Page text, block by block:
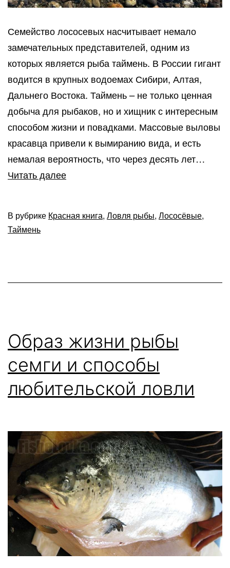
Семейство лососевых насчитывает немало
замечательных представителей, одним из
которых является рыба таймень. В России гигант
водится в крупных водоемах Сибири, Алтая,
Дальнего Востока. Таймень – не только ценная
добыча для рыбаков, но и хищник с интересным
способом жизни и повадками. Массовые выловы
красавца привели к вымиранию вида, и есть
немалая вероятность, что через десять лет…
Читать далееХозяин
–
о
В рубрике Красная книга, Ловля рыбы, Лососёвые,
Таймень
Образ жизни рыбы
семги и способы
любительской ловли